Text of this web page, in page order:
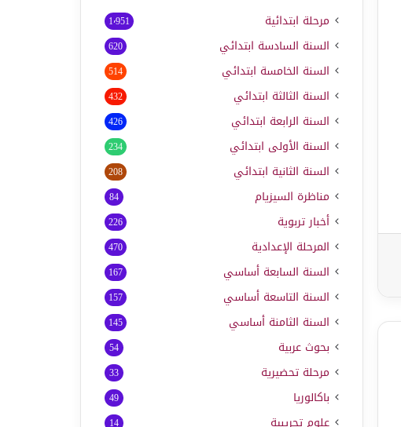
مرحلة ابتدائية 1٬951
السنة السادسة ابتدائي 620
السنة الخامسة ابتدائي 514
السنة الثالثة ابتدائي 432
السنة الرابعة ابتدائي 426
السنة الأولى ابتدائي 234
السنة الثانية ابتدائي 208
مناظرة السيزيام 84
أخبار تربوية 226
المرحلة الإعدادية 470
السنة السابعة أساسي 167
السنة التاسعة أساسي 157
السنة الثامنة أساسي 145
بحوث عربية 54
مرحلة تحضيرية 33
باكالوريا 49
علوم تجريبية 14